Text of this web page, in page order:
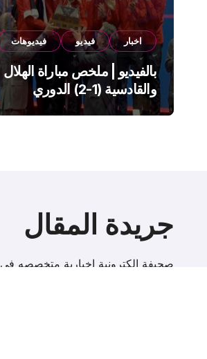
اخبار فيديو فيديوهات
بالفيديو | ملخص مباراة الهلال
والقادسية (1-2) الدوري
السعودي
جريدة المقال
صحيفة إلكترونية اخبارية متخصصه فى